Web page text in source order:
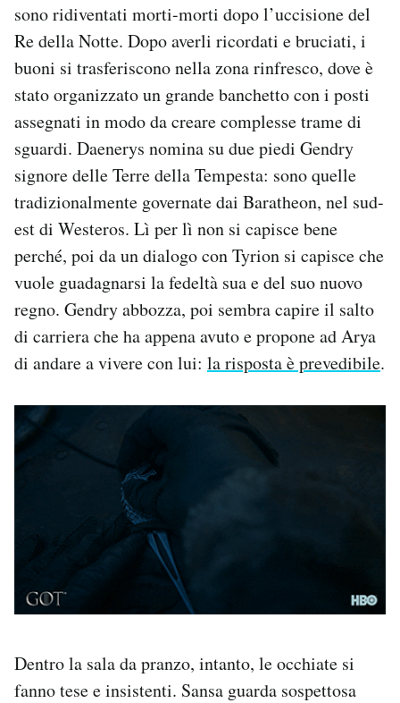
sono ridiventati morti-morti dopo l’uccisione del
Re della Notte. Dopo averli ricordati e bruciati, i
buoni si trasferiscono nella zona rinfresco, dove è
stato organizzato un grande banchetto con i posti
assegnati in modo da creare complesse trame di
sguardi. Daenerys nomina su due piedi Gendry
signore delle Terre della Tempesta: sono quelle
tradizionalmente governate dai Baratheon, nel sud-
est di Westeros. Lì per lì non si capisce bene
perché, poi da un dialogo con Tyrion si capisce che
vuole guadagnarsi la fedeltà sua e del suo nuovo
regno. Gendry abbozza, poi sembra capire il salto
di carriera che ha appena avuto e propone ad Arya
di andare a vivere con lui: la risposta è prevedibile.
Dentro la sala da pranzo, intanto, le occhiate si
fanno tese e insistenti. Sansa guarda sospettosa